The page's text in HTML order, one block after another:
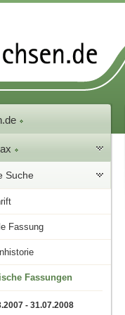
Suche
Fassung
Fassungen
- 31.07.2008